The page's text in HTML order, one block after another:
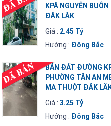
KPĂ NGUYÊN
ĐĂK LĂK
Giá : 2.45 Tỷ
Hướng : Đông Bắc
BÁN ĐẤT ĐƯỜNG
PHƯỜNG TÂN AN
MA THUỘT ĐĂK
Giá :3.25 Tỷ
Hướng : Đông Bắc